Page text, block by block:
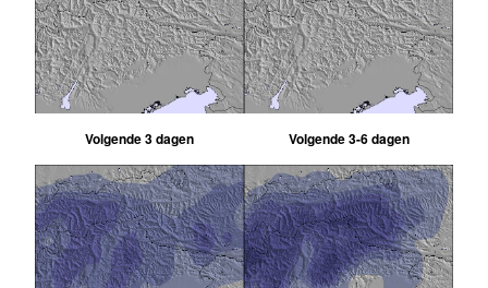
Volgende 3 dagen Volgende 3-6 dagen